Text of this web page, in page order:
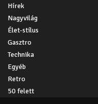
Hírek
Nagyvilág
Élet-stílus
Gasztro
Technika
Egyéb
Retro
50 felett